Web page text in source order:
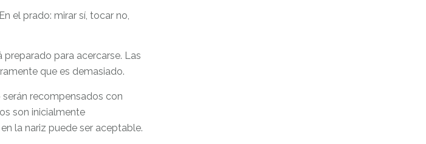
el prado: mirar sí, tocar no,
para acercarse. Las
que es demasiado.
recompensados con
son inicialmente
la nariz puede ser aceptable.